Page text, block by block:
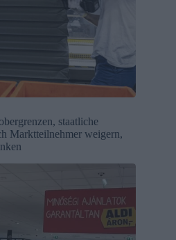
staatliche
Marktteilnehmer weigern,